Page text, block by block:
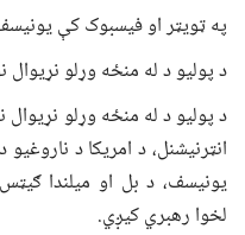
په ټویټر او فیسبوک کې
د پولیو د له منځه وړلو
د پولیو د له منځه وړلو
یونیسف، د بل او میلندا
لخوا رهبري کیږي.